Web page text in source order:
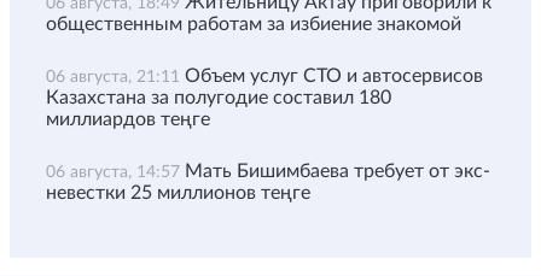
общественным работам за избиение знакомой
06 августа, 21:11 Объем услуг СТО и автосервисов
Казахстана за полугодие составил 180
миллиардов теңге
06 августа, 14:57 Мать Бишимбаева требует от экс-
невестки 25 миллионов теңге